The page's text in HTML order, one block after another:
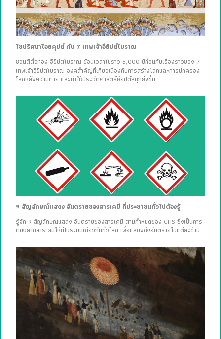
ไขปริศนาไอยคุปต์ กับ 7 เทพเจ้าอียิปต์โบราณ
ชวนตีตั๋วท่อง อียิปต์โบราณ ย้อนเวลาไปราว 5,000 ปีก่อนกับเรื่องราวของ 7
เทพเจ้าอียิปต์โบราณ องค์สำคัญที่เกี่ยวเนื่องกับการสร้างโลกและการปกครอง
โลกหลังความตาย และทำให้ประวัติศาสตร์อียิปต์สนุกยิ่งขึ้น
9 สัญลักษณ์แสดง อันตรายของสารเคมี ที่ประชาชนทั่วไปต้องรู้
รู้จัก 9 สัญลักษณ์แสดง อันตรายของสารเคมี ตามกำหนดของ GHS ซึ่งเป็นการ
ติดฉลากสารเคมีให้เป็นระบบเดียวกันทั่วโลก เพื่อแสดงถึงอันตรายในแต่ละด้าน